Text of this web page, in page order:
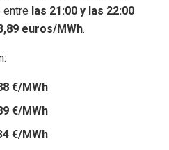
entre las 21:00 y las 22:00
euros/MWh.
€/MWh
€/MWh
€/MWh